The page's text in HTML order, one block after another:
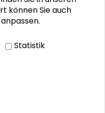
können Sie auch
Statistik